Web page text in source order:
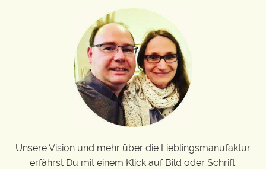
Unsere Vision und mehr über die Lieblingsmanufaktur
erfährst Du mit einem Klick auf Bild oder Schrift.